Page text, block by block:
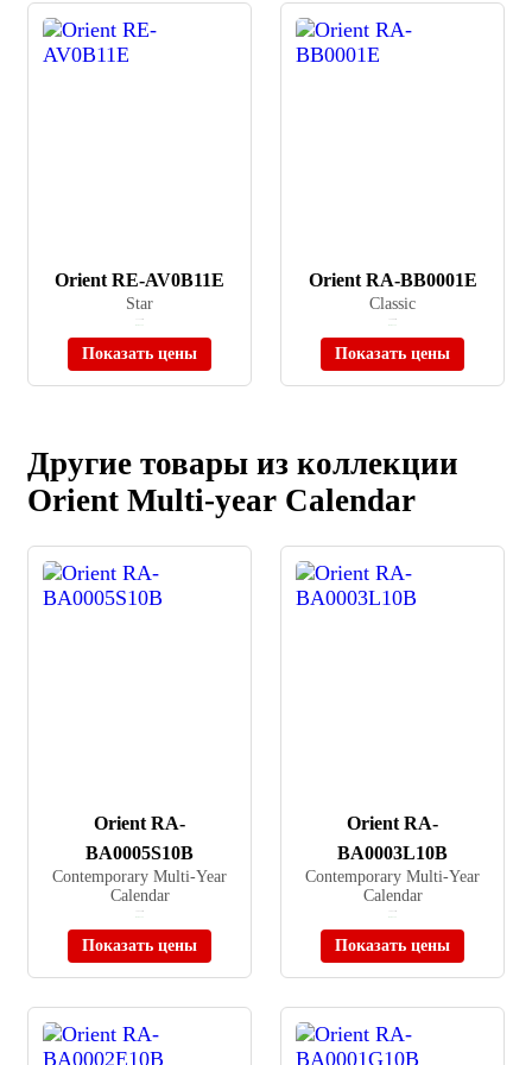
Orient RE-AV0B11E
Star
Показать цены
Orient RA-BB0001E
Classic
Показать цены
Другие товары из коллекции
Orient Multi-year Calendar
Orient RA-
BA0005S10B
Contemporary Multi-Year
Calendar
Показать цены
Orient RA-
BA0003L10B
Contemporary Multi-Year
Calendar
Показать цены